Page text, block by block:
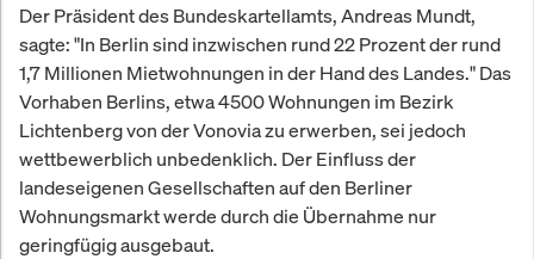
Der Präsident des Bundeskartellamts, Andreas Mundt,
sagte: "In Berlin sind inzwischen rund 22 Prozent der rund
1,7 Millionen Mietwohnungen in der Hand des Landes." Das
Vorhaben Berlins, etwa 4500 Wohnungen im Bezirk
Lichtenberg von der Vonovia zu erwerben, sei jedoch
wettbewerblich unbedenklich. Der Einfluss der
landeseigenen Gesellschaften auf den Berliner
Wohnungsmarkt werde durch die Übernahme nur
geringfügig ausgebaut.